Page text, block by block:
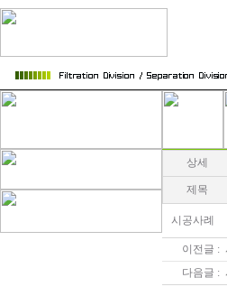
상세
제목
시공사례
이전글 :
다음글 :